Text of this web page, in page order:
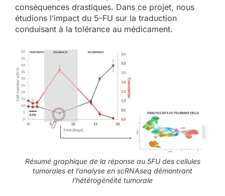
conséquences drastiques. Dans ce projet, nous
étudions l’impact du 5-FU sur la traduction
conduisant à la tolérance au médicament.
Résumé graphique de la réponse au 5FU des cellules
tumorales et l’analyse en scRNAseq démontrant
l’hétérogénéité tumorale